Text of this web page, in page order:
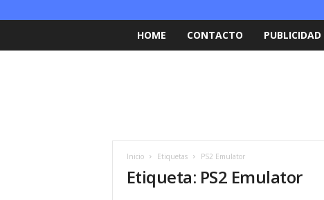
HOME CONTACTO PUBLICIDAD
Inicio Etiquetas PS2 Emulator
Etiqueta: PS2 Emulator